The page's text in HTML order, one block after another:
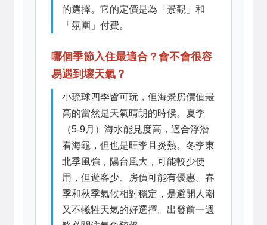
的選擇。它的定價是為「景觀」和
「氛圍」付費。
哪個季節入住最適合？會不會很容
易遇到壞天氣？
小琉球四季皆可玩，但海景房價值最
高的當然是天氣晴朗的時候。夏季
（5-9月）海水能見度高，適合浮潛
看海龜，但也是旺季且炎熱。冬季東
北季風強，陽台風大，可能較少使
用，但遊客少、房價可能有優惠。春
季和秋季氣候相對穩定，是避開人潮
又不犧牲天氣的好選擇。出發前一週